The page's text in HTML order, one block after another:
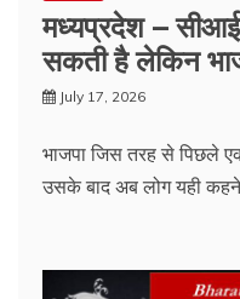
मध्यप्रदेश –
सकती है लेकिन
July 17, 2026
भाजपा जिस तरह से पिछले
उसके बाद अब लोग यही